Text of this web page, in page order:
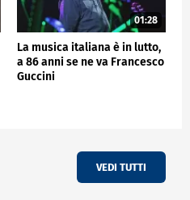
01:28
La musica italiana è in lutto,
a 86 anni se ne va Francesco
Guccini
VEDI TUTTI